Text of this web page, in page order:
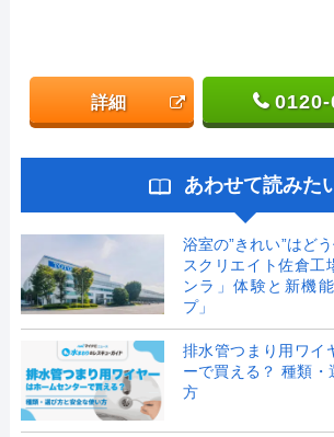
詳細
あわせて読みた
浴室の”きれい”はど
スクリエイト佐倉工
ンラ」体験と新機
プ」
排水管つまり用ワイ
ーで買える？ 種類
方